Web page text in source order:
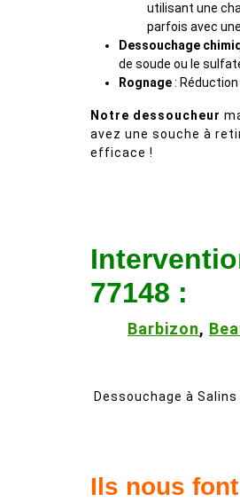
utilisant une
parfois avec
Dessouchage
de soude ou le
Rognage:
Notre dessoucheur
avez une souche à
efficace !
77148 :
Barbizon,
Dessouchage à
Ils nous